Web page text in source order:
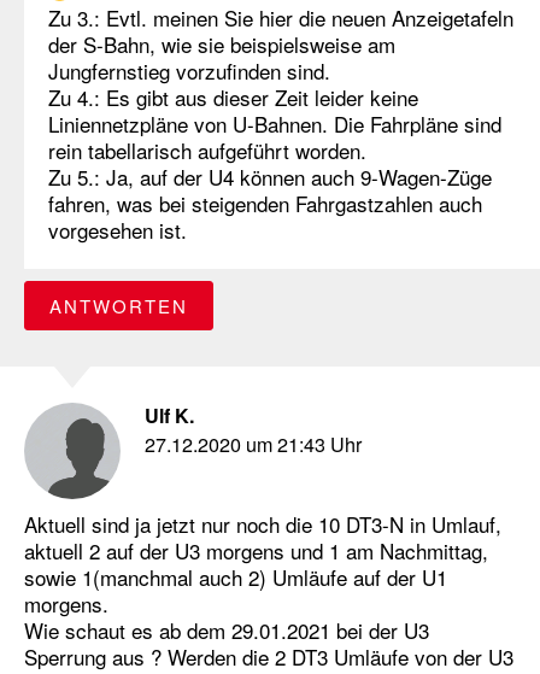
Zu 3.: Evtl. meinen Sie hier die neuen Anzeigetafeln
der S-Bahn, wie sie beispielsweise am
Jungfernstieg vorzufinden sind.
Zu 4.: Es gibt aus dieser Zeit leider keine
Liniennetzpläne von U-Bahnen. Die Fahrpläne sind
rein tabellarisch aufgeführt worden.
Zu 5.: Ja, auf der U4 können auch 9-Wagen-Züge
fahren, was bei steigenden Fahrgastzahlen auch
vorgesehen ist.
ANTWORTEN
Ulf K.
27.12.2020 um 21:43 Uhr
Aktuell sind ja jetzt nur noch die 10 DT3-N in Umlauf,
aktuell 2 auf der U3 morgens und 1 am Nachmittag,
sowie 1(manchmal auch 2) Umläufe auf der U1
morgens.
Wie schaut es ab dem 29.01.2021 bei der U3
Sperrung aus ? Werden die 2 DT3 Umläufe von der U3